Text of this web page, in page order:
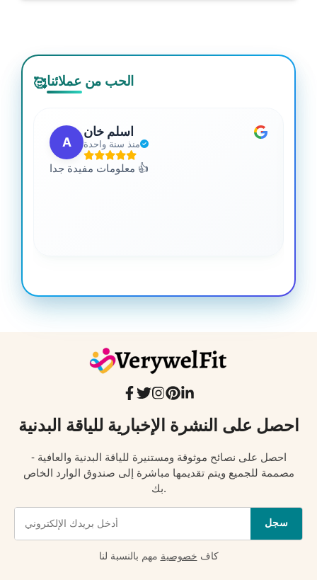
🥰الحب من عملائنا
A
اسلم خان
منذ سنة واحدة
معلومات مفيدة جدا 👍
احصل على النشرة الإخبارية للياقة البدنية
احصل على نصائح موثوقة ومستنيرة للياقة البدنية والعافية -
مصممة للجميع ويتم تقديمها مباشرة إلى صندوق الوارد الخاص
بك.
سجل
كاف خصوصية مهم بالنسبة لنا